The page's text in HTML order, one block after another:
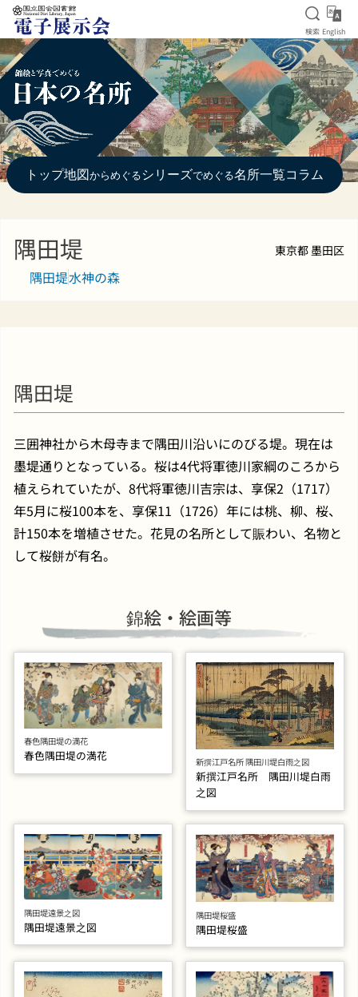
本文へ移動
検索を
検索 English
トップ地図 からめぐる シリーズでめぐる名所一覧コラム
隅田堤 東京都 墨田区
隅田堤水神の森
隅田堤
三囲神社から木母寺まで隅田川沿いにのびる堤。現在は
墨堤通りとなっている。桜は4代将軍徳川家綱のころから
植えられていたが、8代将軍徳川吉宗は、享保2（1717）
年5月に桜100本を、享保11（1726）年には桃、柳、桜、
計150本を増植させた。花見の名所として賑わい、名物と
して桜餅が有名。
錦絵・絵画等
春色隅田堤の満花
春色隅田堤の満花 新撰江戸名所 隅田川堤白雨之図
新撰江戸名所 隅田川堤白雨
之図
隅田堤遠景之図
隅田堤遠景之図
隅田堤桜盛
隅田堤桜盛